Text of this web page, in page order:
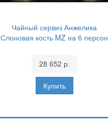
Чайный сервиз Анжелика
Слоновая кость MZ на 6 персон
28 652 р.